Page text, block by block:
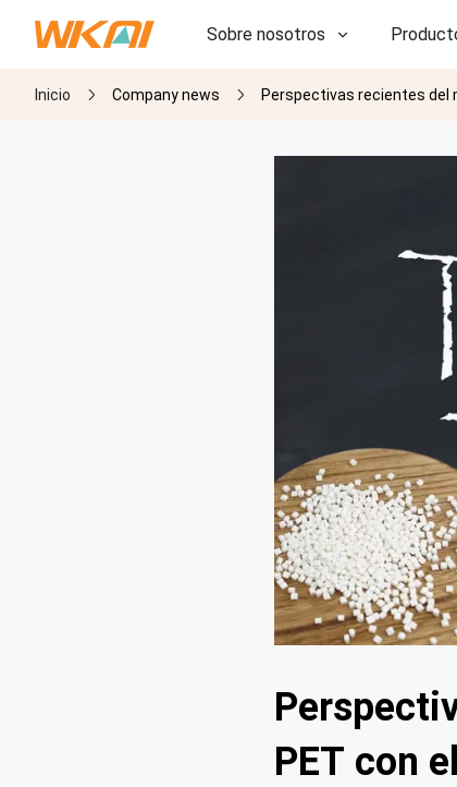
Sobre nosotros
I+D
Inicio Company news Perspectivas recientes del
PET con